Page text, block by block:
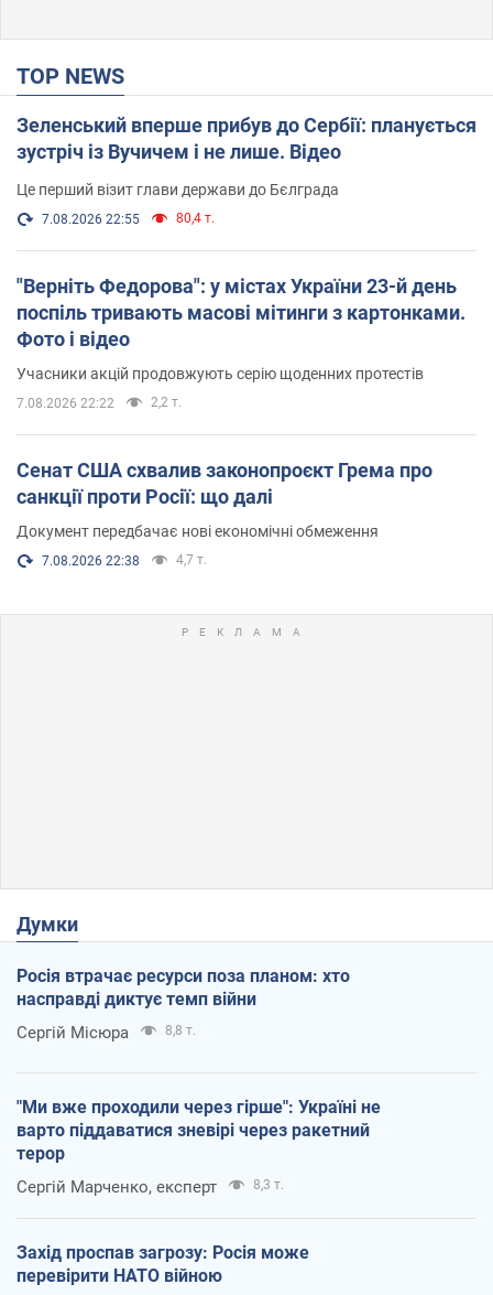
TOP NEWS
Зеленський вперше прибув до Сербії: планується
зустріч із Вучичем і не лише. Відео
Це перший візит глави держави до Бєлграда
7.08.2026 22:55 80,4 т.
"Верніть Федорова": у містах України 23-й день
поспіль тривають масові мітинги з картонками.
Фото і відео
Учасники акцій продовжують серію щоденних протестів
7.08.2026 22:22 2,2 т.
Сенат США схвалив законопроєкт Грема про
санкції проти Росії: що далі
Документ передбачає нові економічні обмеження
7.08.2026 22:38 4,7 т.
Думки
Росія втрачає ресурси поза планом: хто
насправді диктує темп війни
Сергій Місюра 8,8 т.
"Ми вже проходили через гірше": Україні не
варто піддаватися зневірі через ракетний
терор
Сергій Марченко, експерт 8,3 т.
Захід проспав загрозу: Росія може
перевірити НАТО війною